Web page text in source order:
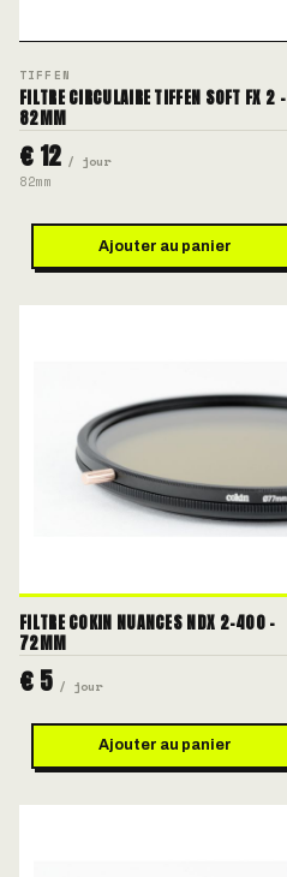
TIFFEN
FILTRE CIRCULAIRE TIFFEN SOFT FX 2 -
82MM
€ 12 / jour
82mm
Ajouter au panier
FILTRE COKIN NUANCES NDX 2-400 -
72MM
€ 5 / jour
Ajouter au panier